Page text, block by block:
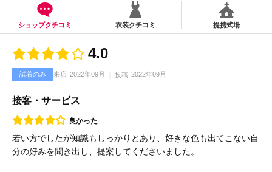
ショップクチコミ 衣装クチコミ 提携式場
4.0
試着のみ 来店 2022年09月 投稿 2022年09月
接客・サービス
良かった
若い方でしたが知識もしっかりとあり、好きな色も出てこない自
分の好みを聞き出し、提案してくださいました。